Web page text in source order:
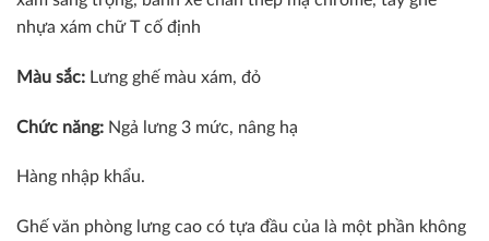
nhựa xám chữ T cố định
Màu sắc: Lưng ghế màu xám, đỏ
Chức năng: Ngả lưng 3 mức, nâng hạ
Hàng nhập khẩu.
Ghế văn phòng lưng cao có tựa đầu của là một phần không